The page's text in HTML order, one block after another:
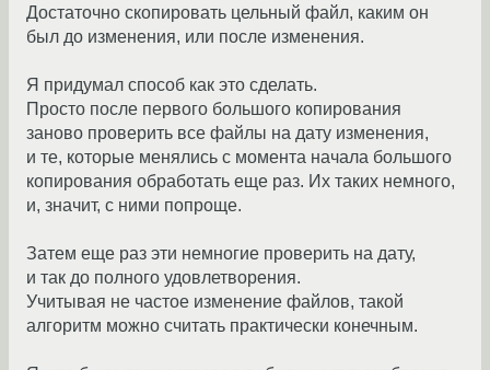
Достаточно скопировать цельный файл, каким он
был до изменения, или после изменения.
Я придумал способ как это сделать.
Просто после первого большого копирования
заново проверить все файлы на дату изменения,
и те, которые менялись с момента начала большого
копирования обработать еще раз. Их таких немного,
и, значит, с ними попроще.
Затем еще раз эти немногие проверить на дату,
и так до полного удовлетворения.
Учитывая не частое изменение файлов, такой
алгоритм можно считать практически конечным.